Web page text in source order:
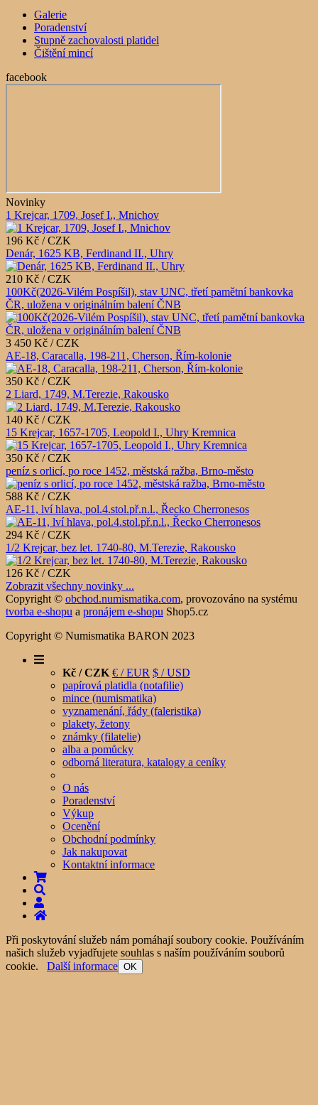
Galerie
Poradenství
Stupně zachovalosti platidel
Čištění mincí
facebook
Novinky
1 Krejcar, 1709, Josef I., Mnichov
196 Kč / CZK
Denár, 1625 KB, Ferdinand II., Uhry
210 Kč / CZK
100Kč(2026-Vilém Pospíšil), stav UNC, třetí pamětní bankovka
ČR, uložena v originálním balení ČNB
3 450 Kč / CZK
AE-18, Caracalla, 198-211, Cherson, Řím-kolonie
350 Kč / CZK
2 Liard, 1749, M.Terezie, Rakousko
140 Kč / CZK
15 Krejcar, 1657-1705, Leopold I., Uhry Kremnica
350 Kč / CZK
peníz s orlicí, po roce 1452, městská ražba, Brno-město
588 Kč / CZK
AE-11, lví hlava, pol.4.stol.př.n.l., Řecko Cherronesos
294 Kč / CZK
1/2 Krejcar, bez let. 1740-80, M.Terezie, Rakousko
126 Kč / CZK
Zobrazit všechny novinky ...
Copyright © obchod.numismatika.com, provozováno na systému
tvorba e-shopu a pronájem e-shopu Shop5.cz
Copyright © Numismatika BARON 2023
Kč / CZK € / EUR $ / USD
papírová platidla (notafilie)
mince (numismatika)
vyznamenání, řády (faleristika)
plakety, žetony
známky (filatelie)
alba a pomůcky
odborná literatura, katalogy a ceníky
O nás
Poradenství
Výkup
Ocenění
Obchodní podmínky
Jak nakupovat
Kontaktní informace
Při poskytování služeb nám pomáhají soubory cookie. Používáním
našich služeb vyjadřujete souhlas s naším používáním souborů
cookie. Další informace